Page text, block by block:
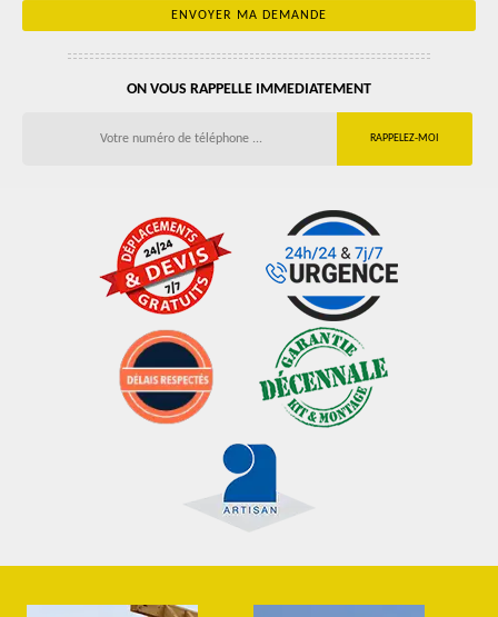
ON VOUS RAPPELLE IMMEDIATEMENT